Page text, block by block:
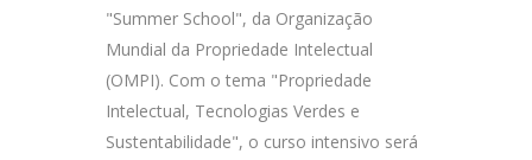
"Summer School", da Organização
Mundial da Propriedade Intelectual
(OMPI). Com o tema "Propriedade
Intelectual, Tecnologias Verdes e
Sustentabilidade", o curso intensivo será